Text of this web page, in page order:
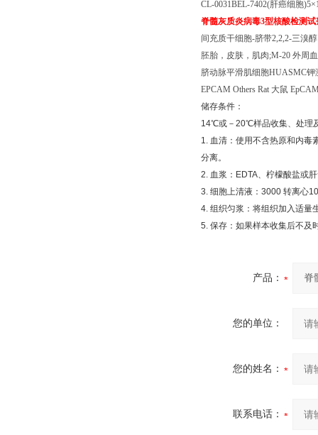
CL-0031BEL-7402(肝癌细胞)5×
脊髓灰质炎病毒3型核酸检测试
间充质干细胞-脐带2,2,2-三溴醇
胚胎，皮肤，肌肉;M-20 外周
脐动脉平滑肌细胞HUASMC钾
EPCAM Others Rat 大鼠
储存条件：
14℃或－ 20℃样品收集、处理
1. 血清：使用不含热原和内毒
分离。
2. 血浆： EDTA、柠檬酸盐或
3. 细胞上清液： 3000 转离心
4. 组织匀浆：将组织加入适量
5. 保存：如果样本收集后不及
产品：
您的单位：
您的姓名：
联系电话：